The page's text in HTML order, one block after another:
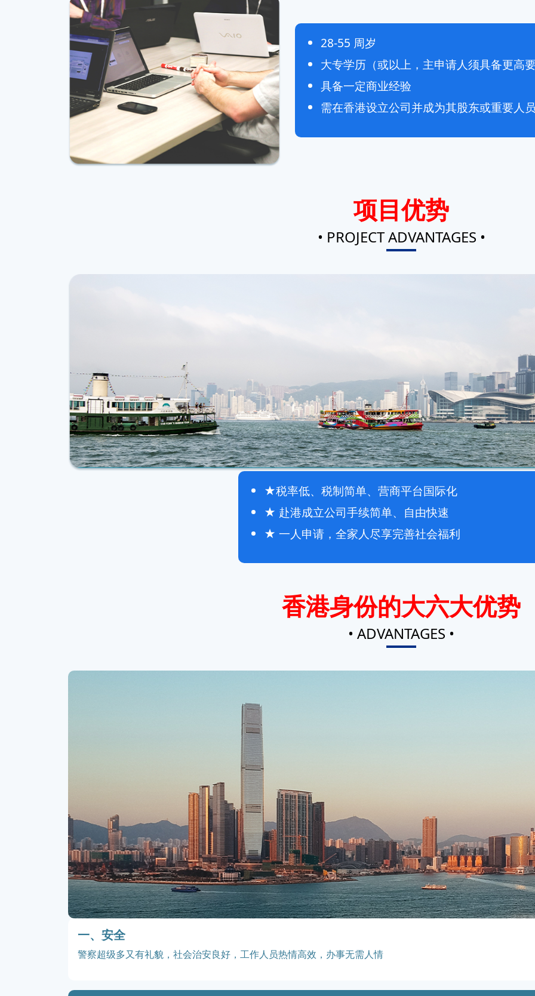
28-55 周岁
大专学历（或以上，主申请人须具备更高要
具备一定商业经验
需在香港设立公司并成为其股东或重要人员
项目优势
• PROJECT ADVANTAGES •
★税率低、税制简单、营商平台国际化
★ 赴港成立公司手续简单、自由快速
★ 一人申请，全家人尽享完善社会福利
香港身份的大六大优势
• ADVANTAGES •
一、安全
警察超级多又有礼貌，社会治安良好，工作人员热情高效，办事无需人情